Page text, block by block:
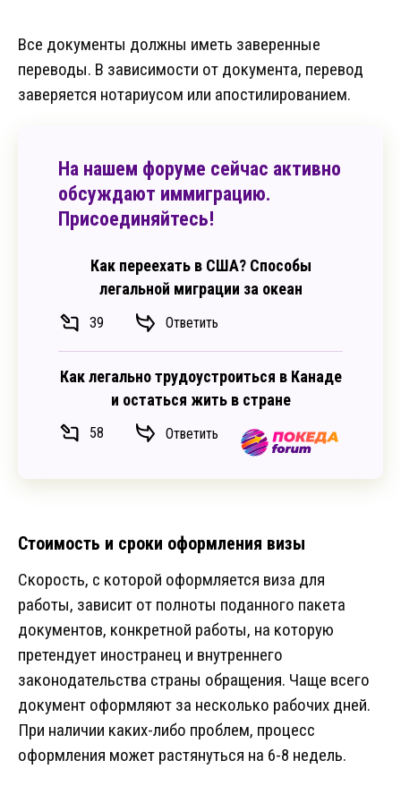
Все документы должны иметь заверенные
переводы. В зависимости от документа, перевод
заверяется нотариусом или апостилированием.
На нашем форуме сейчас активно
обсуждают иммиграцию.
Присоединяйтесь!
Как переехать в США? Способы
легальной миграции за океан
39 Ответить
Как легально трудоустроиться в Канаде
и остаться жить в стране
58 Ответить
Стоимость и сроки оформления визы
Скорость, с которой оформляется виза для
работы, зависит от полноты поданного пакета
документов, конкретной работы, на которую
претендует иностранец и внутреннего
законодательства страны обращения. Чаще всего
документ оформляют за несколько рабочих дней.
При наличии каких-либо проблем, процесс
оформления может растянуться на 6-8 недель.